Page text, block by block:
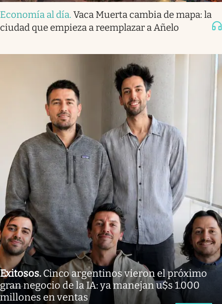
Economía al día. Vaca Muerta cambia de mapa: la
ciudad que empieza a reemplazar a Añelo
Exitosos. Cinco argentinos vieron el próximo
gran negocio de la IA: ya manejan u$s 1.000
millones en ventas